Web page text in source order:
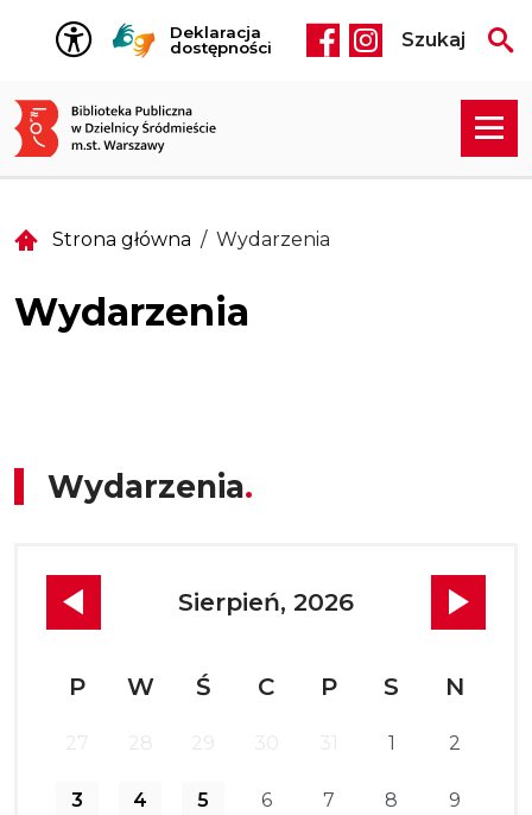
Przejdź do treści
Deklaracja
dostępności
Social media
Szukaj
Strona główna Wydarzenia
Wydarzenia
Wydarzenia
Sierpień, 2026
P W Ś C P S N
1 2
3 4 5 6 7 8 9